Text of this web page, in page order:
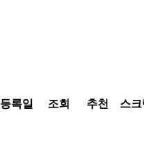
등록일 조회 추천 스